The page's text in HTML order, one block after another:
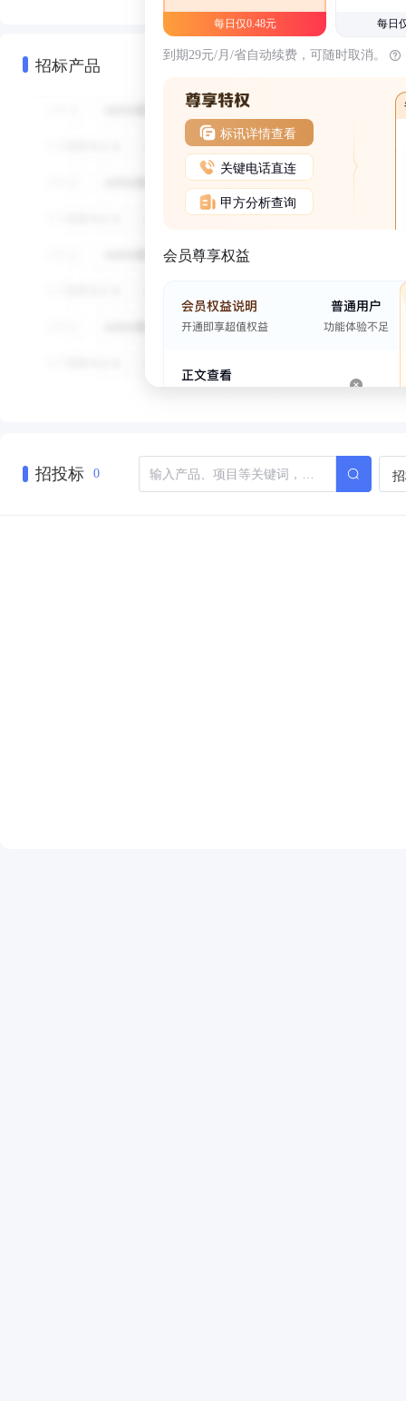
招标产品
每日仅0.48元 每日
到期29元/月/省自动续费，可随时取消。
标讯详情查看
关键电话直连
甲方分析查询
会员尊享权益
招投标 0